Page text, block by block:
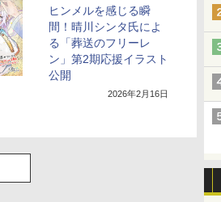
ヒンメルを感じる瞬
間！晴川シンタ氏によ
る「葬送のフリーレ
ン」第2期応援イラスト
公開
2026年2月16日